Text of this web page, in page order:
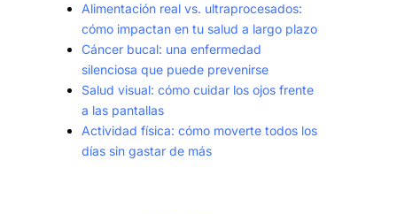
Alimentación real vs. ultraprocesados:
cómo impactan en tu salud a largo plazo
Cáncer bucal: una enfermedad
silenciosa que puede prevenirse
Salud visual: cómo cuidar los ojos frente
a las pantallas
Actividad física: cómo moverte todos los
días sin gastar de más